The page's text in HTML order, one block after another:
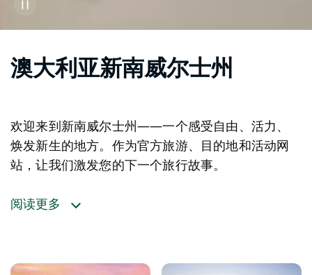
澳大利亚新南威尔士州
欢迎来到新南威尔士州——一个感受自由、活力、
焕发新生的地方。作为官方旅游、目的地和活动网
站，让我们激发您的下一个旅行故事。
原，或潜入白色沙滩上如丝般柔滑的海水。在蜿蜒的
新朋友。那么，首先要去哪里呢？
阅读更多